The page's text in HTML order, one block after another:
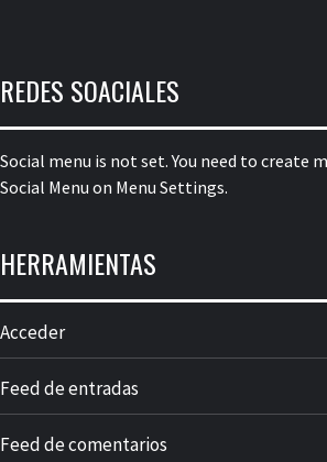
REDES SOACIALES
Social menu is not set. You need to create
Social Menu on Menu Settings.
HERRAMIENTAS
Acceder
Feed de entradas
Feed de comentarios